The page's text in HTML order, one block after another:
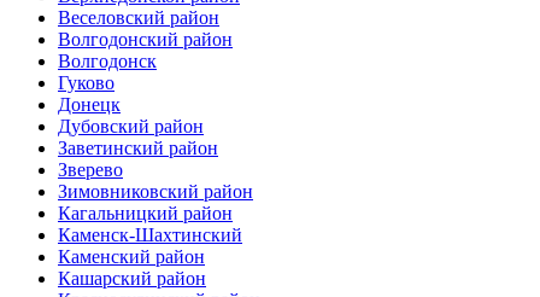
Веселовский район
Волгодонский район
Волгодонск
Гуково
Донецк
Дубовский район
Заветинский район
Зверево
Зимовниковский район
Кагальницкий район
Каменск-Шахтинский
Каменский район
Кашарский район